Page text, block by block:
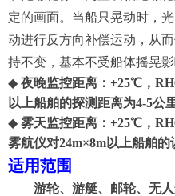
定的画面。当船只晃动时，
动进行反方向补偿运动，从
持不变，基本不受船体摇晃
◆ 夜晚监控距离：+25℃ ，
以上船舶的探测距离为4-5公
◆ 雾天监控距离： +25℃ ，
雾航仪对24m×8m以上船舶的
适用范围
游轮、游艇、邮轮、无